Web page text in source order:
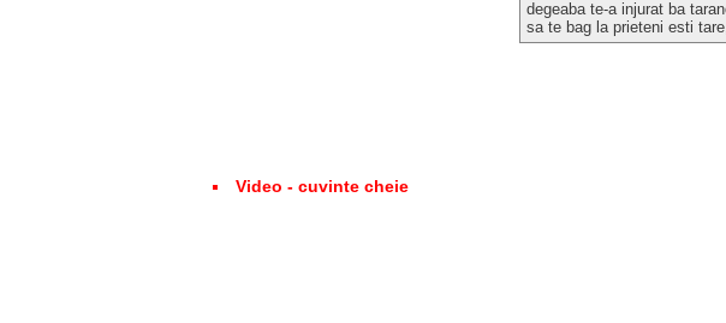
Video - cuvinte cheie
degeaba te-a injurat ba
sa te bag la prieteni esti